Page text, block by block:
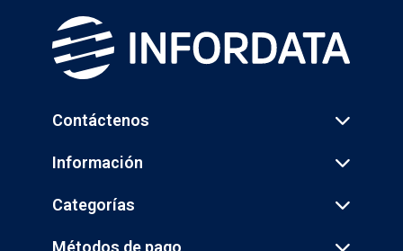
Contáctenos
Información
Categorías
Métodos de pago